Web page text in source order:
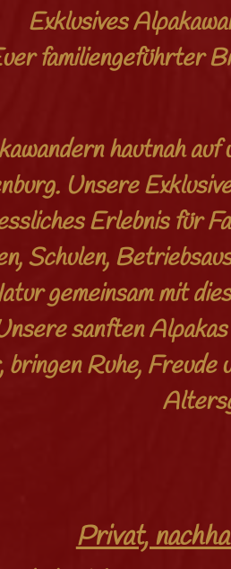
Exklusives
familiengeführter
hautnah
Unsere
Erlebnis für
Schulen,
gemeinsam mit
sanften
Ruhe, Freude
Privat,